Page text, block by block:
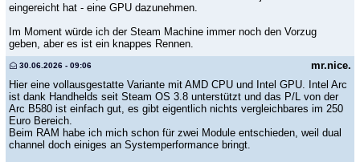
eingereicht hat - eine GPU dazunehmen.
Im Moment würde ich der Steam Machine immer noch den Vorzug
geben, aber es ist ein knappes Rennen.
mr.nice.
30.06.2026 - 09:06
Hier eine vollausgestatte Variante mit AMD CPU und Intel GPU. Intel Arc
ist dank Handhelds seit Steam OS 3.8 unterstützt und das P/L von der
Arc B580 ist einfach gut, es gibt eigentlich nichts vergleichbares im 250
Euro Bereich.
Beim RAM habe ich mich schon für zwei Module entschieden, weil dual
channel doch einiges an Systemperformance bringt.